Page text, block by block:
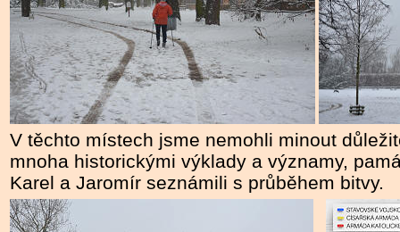
V těchto místech jsme nemohli minout
mnoha historickými výklady a významy,
Karel a Jaromír seznámili s průběhem bitvy.